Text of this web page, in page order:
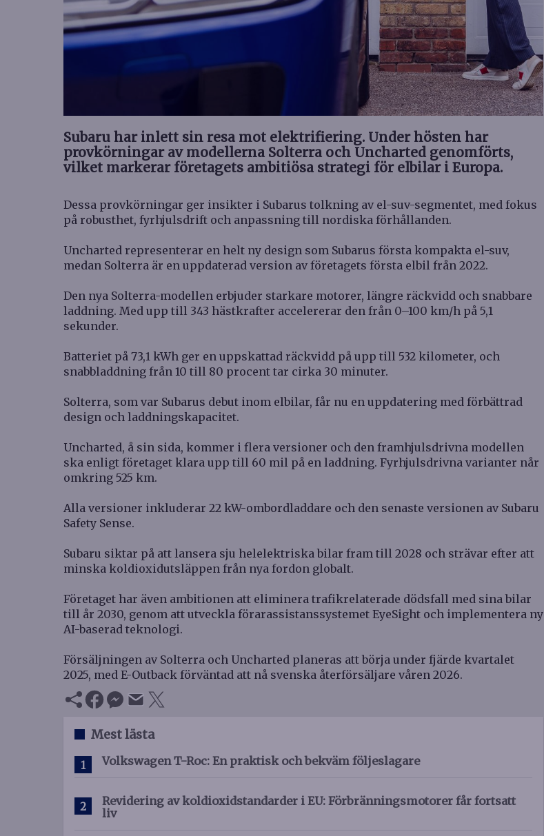
Subaru har inlett sin resa mot elektrifiering. Under hösten har
provkörningar av modellerna Solterra och Uncharted genomförts,
vilket markerar företagets ambitiösa strategi för elbilar i Europa.
Dessa provkörningar ger insikter i Subarus tolkning av el-suv-segmentet, med fokus
på robusthet, fyrhjulsdrift och anpassning till nordiska förhållanden.
Uncharted representerar en helt ny design som Subarus första kompakta el-suv,
medan Solterra är en uppdaterad version av företagets första elbil från 2022.
Den nya Solterra-modellen erbjuder starkare motorer, längre räckvidd och snabbare
laddning. Med upp till 343 hästkrafter accelererar den från 0–100 km/h på 5,1
sekunder.
Batteriet på 73,1 kWh ger en uppskattad räckvidd på upp till 532 kilometer, och
snabbladdning från 10 till 80 procent tar cirka 30 minuter.
Solterra, som var Subarus debut inom elbilar, får nu en uppdatering med förbättrad
design och laddningskapacitet.
Uncharted, å sin sida, kommer i flera versioner och den framhjulsdrivna modellen
ska enligt företaget klara upp till 60 mil på en laddning. Fyrhjulsdrivna varianter når
omkring 525 km.
Alla versioner inkluderar 22 kW-ombordladdare och den senaste versionen av Subaru
Safety Sense.
Subaru siktar på att lansera sju helelektriska bilar fram till 2028 och strävar efter att
minska koldioxidutsläppen från nya fordon globalt.
Företaget har även ambitionen att eliminera trafikrelaterade dödsfall med sina bilar
till år 2030, genom att utveckla förarassistanssystemet EyeSight och implementera ny
AI-baserad teknologi.
Försäljningen av Solterra och Uncharted planeras att börja under fjärde kvartalet
2025, med E-Outback förväntad att nå svenska återförsäljare våren 2026.
Mest lästa
Volkswagen T-Roc: En praktisk och bekväm följeslagare
Revidering av koldioxidstandarder i EU: Förbränningsmotorer får fortsatt
liv